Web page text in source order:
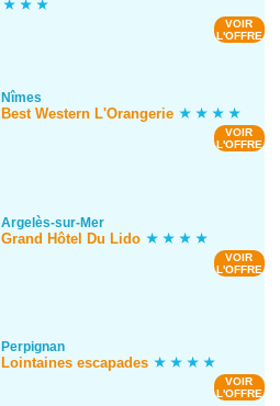
VOIR
L'OFFRE
Nîmes
Best Western L'Orangerie
VOIR
L'OFFRE
Argelès-sur-Mer
Grand Hôtel Du Lido
VOIR
L'OFFRE
Perpignan
Lointaines escapades
VOIR
L'OFFRE